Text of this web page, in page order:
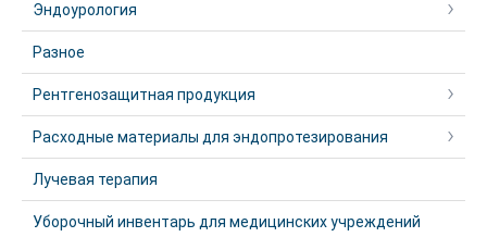
Эндоурология
Разное
Рентгенозащитная продукция
Расходные материалы для эндопротезирования
Лучевая терапия
Уборочный инвентарь для медицинских учреждений